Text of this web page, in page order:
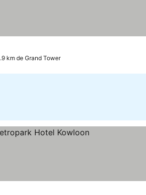
km de Grand Tower